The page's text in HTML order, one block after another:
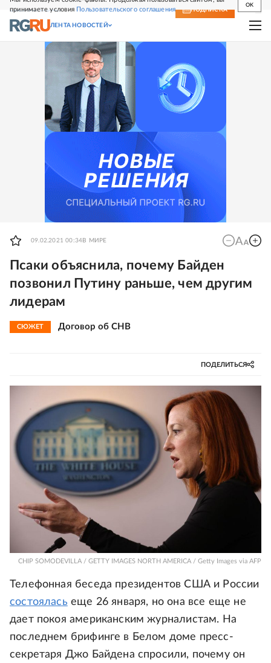
принимаете условия Пользовательского соглашения
OK
СВЕЖИЙ НОМЕР ПОДПИСКА
ЛЕНТА НОВОСТЕЙ
09.02.2021 00:34 В МИРЕ
Псаки объяснила, почему Байден
позвонил Путину раньше, чем другим
лидерам
СЮЖЕТ Договор об СНВ
ПОДЕЛИТЬСЯ
CHIP SOMODEVILLA / GETTY IMAGES NORTH AMERICA / Getty Images via AFP
Телефонная беседа президентов США и России
состоялась еще 26 января, но она все еще не
дает покоя американским журналистам. На
последнем брифинге в Белом доме пресс-
секретаря Джо Байдена спросили, почему он